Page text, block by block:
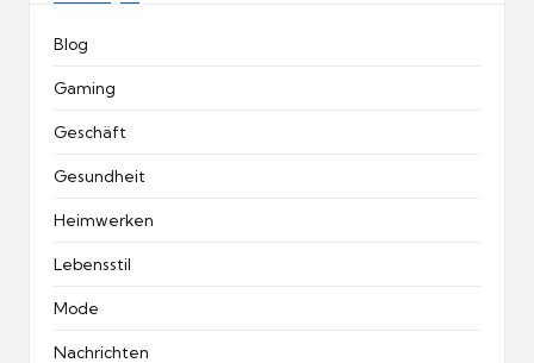
Blog
Gaming
Geschäft
Gesundheit
Heimwerken
Lebensstil
Mode
Nachrichten